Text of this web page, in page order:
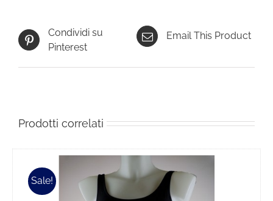
Condividi su
Pinterest
Email This Product
Prodotti correlati
Sale!